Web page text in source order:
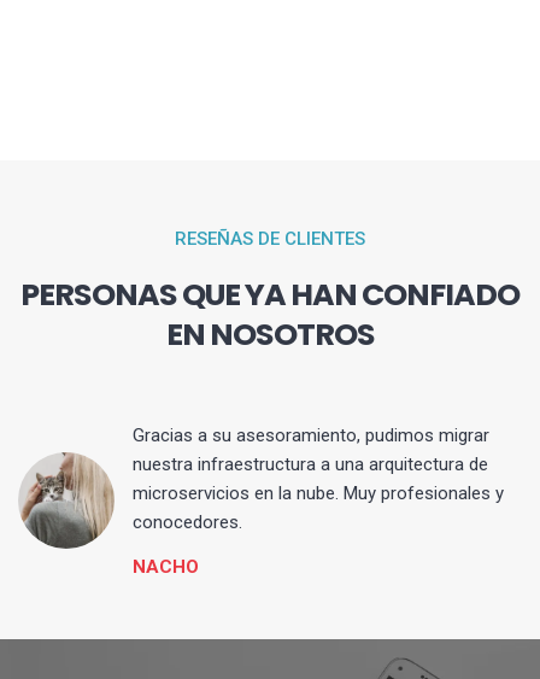
RESEÑAS DE CLIENTES
PERSONAS QUE YA HAN CONFIADO
EN NOSOTROS
Gracias a su asesoramiento, pudimos migrar
nuestra infraestructura a una arquitectura de
microservicios en la nube. Muy profesionales y
conocedores.
NACHO